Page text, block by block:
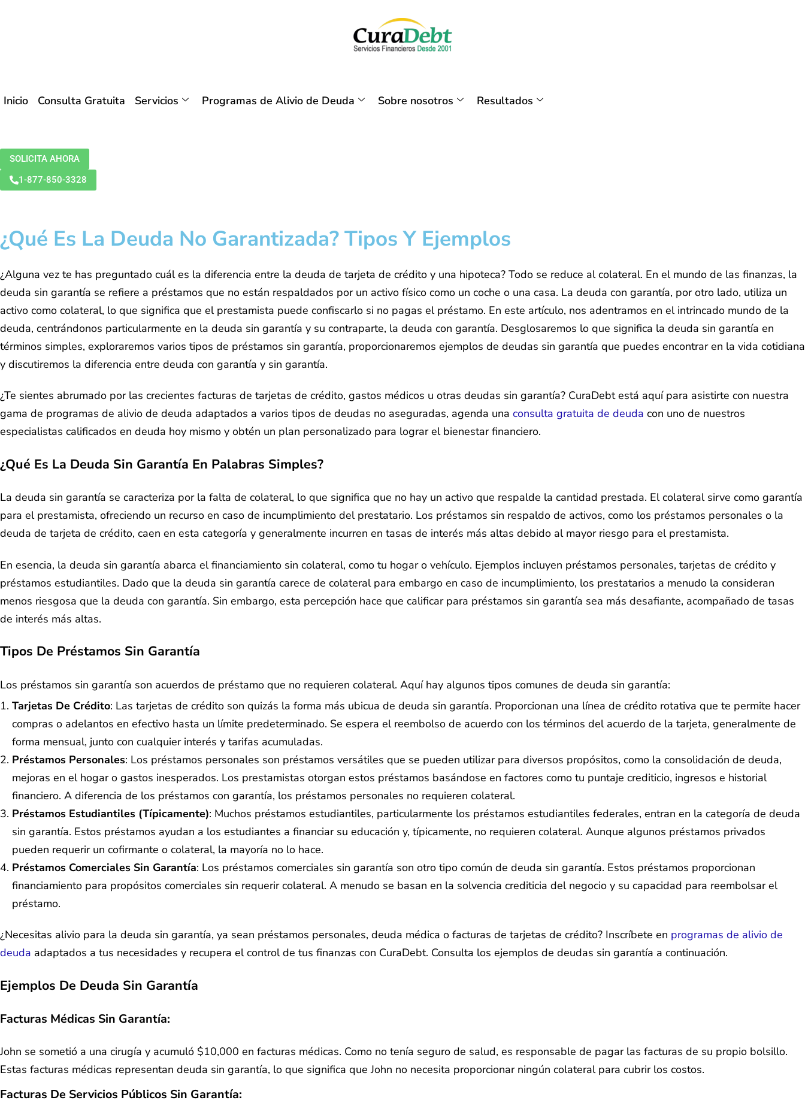
Inicio Consulta Gratuita Servicios Programas de Alivio de Deuda Sobre nosotros Resultados
SOLICITA AHORA
1-877-850-3328
¿Qué Es La Deuda No Garantizada? Tipos Y Ejemplos
¿Alguna vez te has preguntado cuál es la diferencia entre la deuda de tarjeta de crédito y una hipoteca? Todo se reduce al colateral. En el mundo de las finanzas, la
deuda sin garantía se refiere a préstamos que no están respaldados por un activo físico como un coche o una casa. La deuda con garantía, por otro lado, utiliza un
activo como colateral, lo que significa que el prestamista puede confiscarlo si no pagas el préstamo. En este artículo, nos adentramos en el intrincado mundo de la
deuda, centrándonos particularmente en la deuda sin garantía y su contraparte, la deuda con garantía. Desglosaremos lo que significa la deuda sin garantía en
términos simples, exploraremos varios tipos de préstamos sin garantía, proporcionaremos ejemplos de deudas sin garantía que puedes encontrar en la vida cotidiana
y discutiremos la diferencia entre deuda con garantía y sin garantía.
¿Te sientes abrumado por las crecientes facturas de tarjetas de crédito, gastos médicos u otras deudas sin garantía? CuraDebt está aquí para asistirte con nuestra
gama de programas de alivio de deuda adaptados a varios tipos de deudas no aseguradas, agenda una consulta gratuita de deuda con uno de nuestros
especialistas calificados en deuda hoy mismo y obtén un plan personalizado para lograr el bienestar financiero.
¿Qué Es La Deuda Sin Garantía En Palabras Simples?
La deuda sin garantía se caracteriza por la falta de colateral, lo que significa que no hay un activo que respalde la cantidad prestada. El colateral sirve como garantía
para el prestamista, ofreciendo un recurso en caso de incumplimiento del prestatario. Los préstamos sin respaldo de activos, como los préstamos personales o la
deuda de tarjeta de crédito, caen en esta categoría y generalmente incurren en tasas de interés más altas debido al mayor riesgo para el prestamista.
En esencia, la deuda sin garantía abarca el financiamiento sin colateral, como tu hogar o vehículo. Ejemplos incluyen préstamos personales, tarjetas de crédito y
préstamos estudiantiles. Dado que la deuda sin garantía carece de colateral para embargo en caso de incumplimiento, los prestatarios a menudo la consideran
menos riesgosa que la deuda con garantía. Sin embargo, esta percepción hace que calificar para préstamos sin garantía sea más desafiante, acompañado de tasas
de interés más altas.
Tipos De Préstamos Sin Garantía
Los préstamos sin garantía son acuerdos de préstamo que no requieren colateral. Aquí hay algunos tipos comunes de deuda sin garantía:
Tarjetas De Crédito: Las tarjetas de crédito son quizás la forma más ubicua de deuda sin garantía. Proporcionan una línea de crédito rotativa que te permite hacer
compras o adelantos en efectivo hasta un límite predeterminado. Se espera el reembolso de acuerdo con los términos del acuerdo de la tarjeta, generalmente de
forma mensual, junto con cualquier interés y tarifas acumuladas.
Préstamos Personales: Los préstamos personales son préstamos versátiles que se pueden utilizar para diversos propósitos, como la consolidación de deuda,
mejoras en el hogar o gastos inesperados. Los prestamistas otorgan estos préstamos basándose en factores como tu puntaje crediticio, ingresos e historial
financiero. A diferencia de los préstamos con garantía, los préstamos personales no requieren colateral.
Préstamos Estudiantiles (típicamente): Muchos préstamos estudiantiles, particularmente los préstamos estudiantiles federales, entran en la categoría de deuda
sin garantía. Estos préstamos ayudan a los estudiantes a financiar su educación y, típicamente, no requieren colateral. Aunque algunos préstamos privados
pueden requerir un cofirmante o colateral, la mayoría no lo hace.
Préstamos Comerciales Sin Garantía: Los préstamos comerciales sin garantía son otro tipo común de deuda sin garantía. Estos préstamos proporcionan
financiamiento para propósitos comerciales sin requerir colateral. A menudo se basan en la solvencia crediticia del negocio y su capacidad para reembolsar el
préstamo.
¿Necesitas alivio para la deuda sin garantía, ya sean préstamos personales, deuda médica o facturas de tarjetas de crédito? Inscríbete en programas de alivio de
deuda adaptados a tus necesidades y recupera el control de tus finanzas con CuraDebt. Consulta los ejemplos de deudas sin garantía a continuación.
Ejemplos De Deuda Sin Garantía
Facturas Médicas Sin Garantía:
John se sometió a una cirugía y acumuló $10,000 en facturas médicas. Como no tenía seguro de salud, es responsable de pagar las facturas de su propio bolsillo.
Estas facturas médicas representan deuda sin garantía, lo que significa que John no necesita proporcionar ningún colateral para cubrir los costos.
Facturas De Servicios Públicos Sin Garantía: